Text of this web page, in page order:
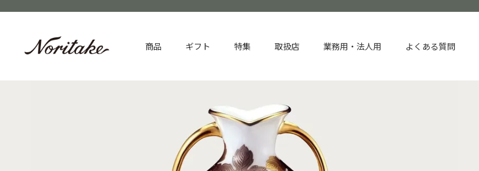
商品 ギフト 特集 取扱店 業務用・法人用 よくある質問